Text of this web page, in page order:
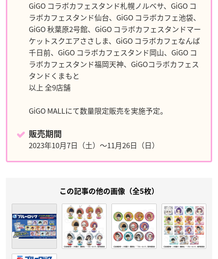
GiGO コラボカフェスタンド札幌ノルベサ、GiGO コ
ラボカフェスタンド仙台、GiGO コラボカフェ池袋、
GiGO 秋葉原2号館、GiGO コラボカフェスタンドマー
ケットスクエアささしま、GiGO コラボカフェなんば
千日前、GiGO コラボカフェスタンド岡山、GiGO コ
ラボカフェスタンド福岡天神、GiGOコラボカフェス
タンドくまもと
以上 全9店舗
GiGO MALLにて数量限定販売を実施予定。
販売期間
2023年10月7日（土）～11月26日（日）
この記事の他の画像（全5枚）